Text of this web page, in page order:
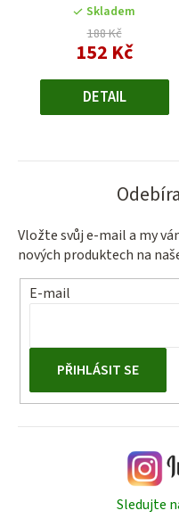
Skladem
188 Kč
152 KčMěrná
DETAIL
Vložte svůj e-mail a my
nových produktech na
E-mail
PŘIHLÁSIT SE
Sledujte